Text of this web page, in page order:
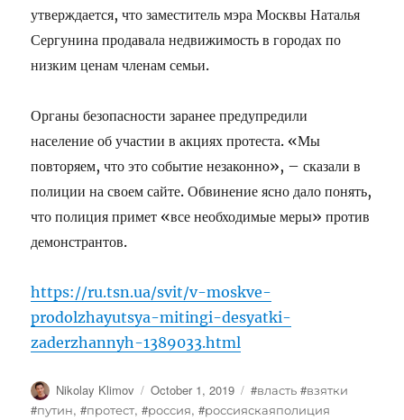
утверждается, что заместитель мэра Москвы Наталья
Сергунина продавала недвижимость в городах по
низким ценам членам семьи.
Органы безопасности заранее предупредили
население об участии в акциях протеста. «Мы
повторяем, что это событие незаконно», – сказали в
полиции на своем сайте. Обвинение ясно дало понять,
что полиция примет «все необходимые меры» против
демонстрантов.
https://ru.tsn.ua/svit/v-moskve-
prodolzhayutsya-mitingi-desyatki-
zaderzhannyh-1389033.html
Author
Nikolay Klimov
Posted
on
October 1, 2019 Tags
#власть #взятки
#путин,#протест,#россия,#россияскаяполиция